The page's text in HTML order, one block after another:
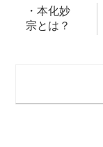
本化妙
宗とは？